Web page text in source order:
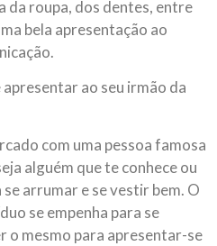
da roupa, dos dentes, entre
bela apresentação ao
apresentar ao seu irmão da
com uma pessoa famosa
alguém que te conhece ou
arrumar e se vestir bem. O
se empenha para se
o mesmo para apresentar-se